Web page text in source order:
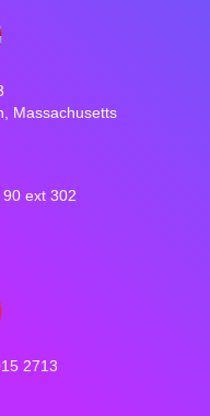
Massachusetts
ext 302
2713